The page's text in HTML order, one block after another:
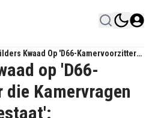
Kwaad Op 'D66-Kamervoorzitter
Ter Apel Niet Toestaat':
op 'D66-
Kamervragen